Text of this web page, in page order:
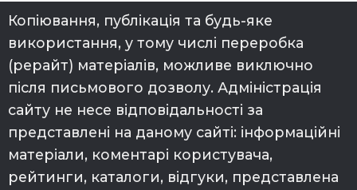
Копіювання, публікація та будь-яке
використання, у тому числі переробка
(рерайт) матеріалів, можливе виключно
після письмового дозволу. Адміністрація
сайту не несе відповідальності за
представлені на даному сайті: інформаційні
матеріали, коментарі користувача,
рейтинги, каталоги, відгуки, представлена